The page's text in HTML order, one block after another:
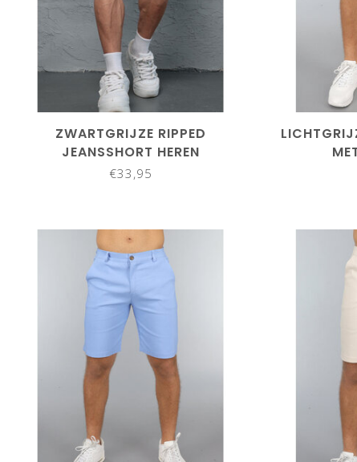
ZWARTGRIJZE RIPPED
JEANSSHORT HEREN
€33,95